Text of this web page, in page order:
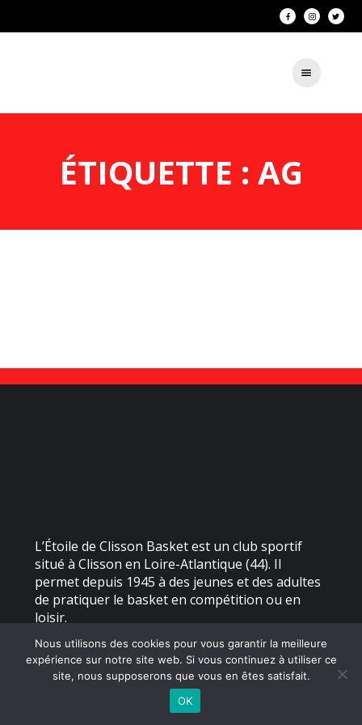
ÉTIQUETTE : AG
L’Étoile de Clisson Basket est un club sportif
situé à Clisson en Loire-Atlantique (44). Il
permet depuis 1945 à des jeunes et des adultes
de pratiquer le basket en compétition ou en
loisir.
2026 - Étoile de Clisson Basket | Site internet réalisé par
MENTIONS LÉGALES
Nous utilisons des cookies pour vous garantir la meilleure
expérience sur notre site web. Si vous continuez à utiliser ce
site, nous supposerons que vous en êtes satisfait.
OK